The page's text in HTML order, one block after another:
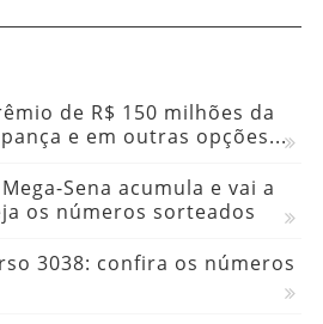
de R$ 150 milhões da
e em outras opções...
Sena acumula e vai a
os números sorteados
3038: confira os números